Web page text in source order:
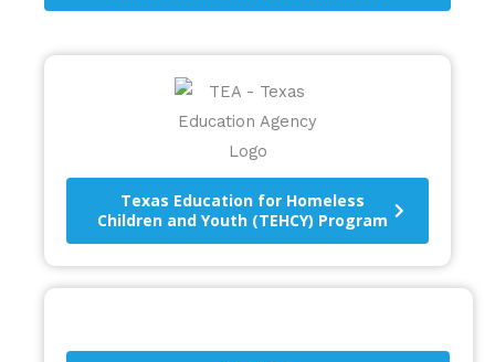
Texas Education for Homeless
Children and Youth (TEHCY) Program